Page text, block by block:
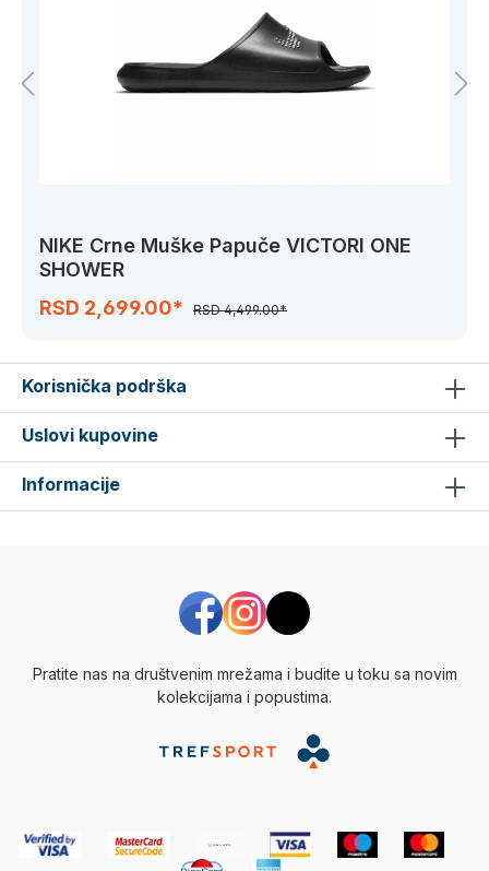
NIKE Crne Muške Papuče VICTORI ONE
SHOWER
RSD 2,699.00*
RSD 4,499.00*
Korisnička podrška
Uslovi kupovine
Informacije
Pratite nas na društvenim mrežama i budite u toku sa novim
kolekcijama i popustima.